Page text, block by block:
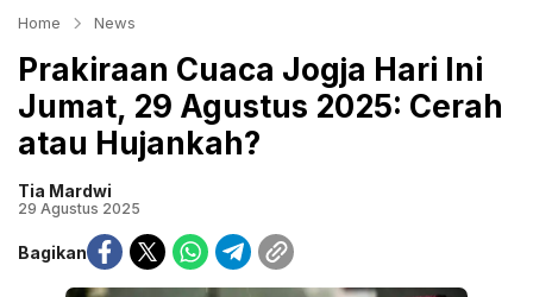
Home News
Prakiraan Cuaca Jogja Hari Ini
Jumat, 29 Agustus 2025: Cerah
atau Hujankah?
Tia Mardwi
29 Agustus 2025
Bagikan